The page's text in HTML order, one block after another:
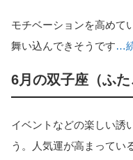
モチベーションを高めて
舞い込んできそうです…
6月の双子座（ふ
イベントなどの楽しい誘
う。人気運が高まってい